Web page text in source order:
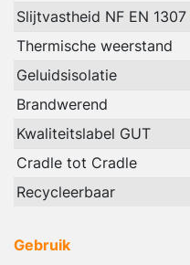
Slijtvastheid NF EN 1307
Thermische weerstand
Geluidsisolatie
Brandwerend
Kwaliteitslabel GUT
Cradle tot Cradle
Recycleerbaar
Gebruik